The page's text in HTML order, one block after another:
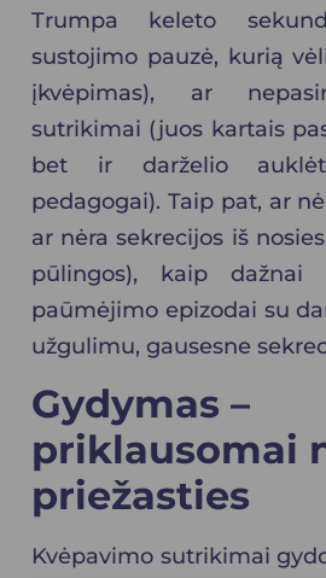
Trumpa keleto
sustojimo pauzė, kurią
įkvėpimas), ar
sutrikimai (juos kartais
bet ir darželio
pedagogai). Taip pat, ar
ar nėra sekrecijos iš
pūlingos), kaip dažnai
paūmėjimo epizodai su
užgulimu, gausesne
Gydymas –
priklausomai
priežasties
Kvėpavimo sutrikimai